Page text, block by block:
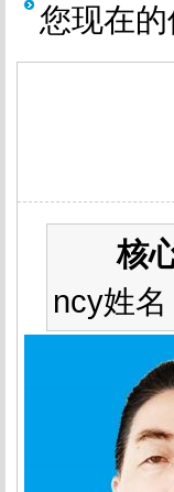
您现在的
核心
ncy姓